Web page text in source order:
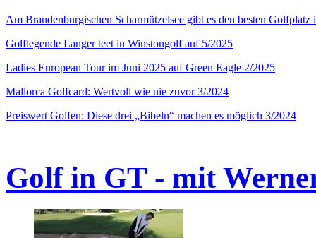
Am Brandenburgischen Scharmützelsee gibt es den besten
Golflegende Langer teet in Winstongolf auf 5/2025
Ladies European Tour im Juni 2025 auf Green Eagle 2/2025
Mallorca Golfcard: Wertvoll wie nie zuvor 3/2024
Preiswert Golfen: Diese drei „Bibeln“ machen es möglich 3/2024
Golf in GT - mit